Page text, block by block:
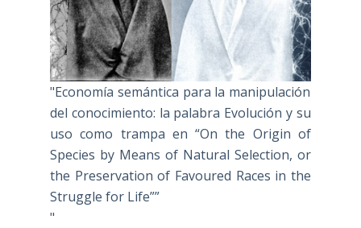
"Economía semántica para la manipulación
del conocimiento: la palabra Evolución y su
uso como trampa en “On the Origin of
Species by Means of Natural Selection, or
the Preservation of Favoured Races in the
Struggle for Life””
"